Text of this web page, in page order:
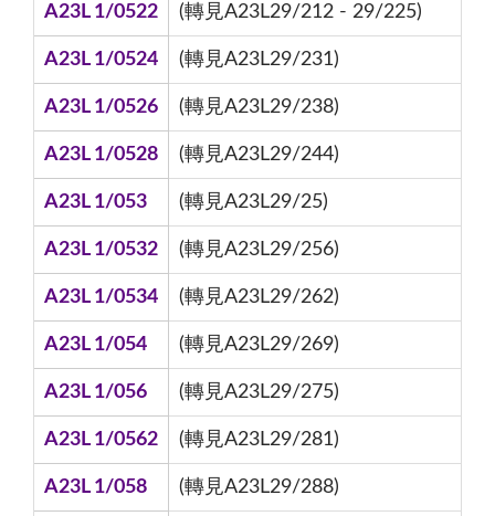
A23L 1/0522 (轉見A23L29/212 - 29/225)
A23L 1/0524 (轉見A23L29/231)
A23L 1/0526 (轉見A23L29/238)
A23L 1/0528 (轉見A23L29/244)
A23L 1/053 (轉見A23L29/25)
A23L 1/0532 (轉見A23L29/256)
A23L 1/0534 (轉見A23L29/262)
A23L 1/054 (轉見A23L29/269)
A23L 1/056 (轉見A23L29/275)
A23L 1/0562 (轉見A23L29/281)
A23L 1/058 (轉見A23L29/288)